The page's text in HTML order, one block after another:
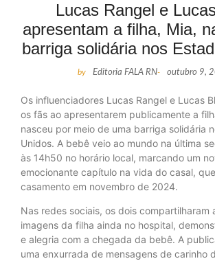
Lucas Rangel e
apresentam a filha, Mia,
barriga solidária nos
by Editoria FALA RN- outubro 9,
Os influenciadores Lucas Rangel e Lucas
os fãs ao apresentarem publicamente a
nasceu por meio de uma barriga solidária
Unidos. A bebê veio ao mundo na última
às 14h50 no horário local, marcando um
emocionante capítulo na vida do casal,
casamento em novembro de 2024.
Nas redes sociais, os dois compartilharam
imagens da filha ainda no hospital,
e alegria com a chegada da bebê. A
uma enxurrada de mensagens de carinho